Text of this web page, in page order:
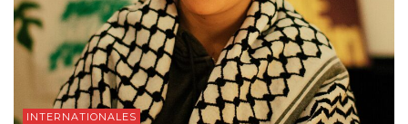
INTERNATIONALES